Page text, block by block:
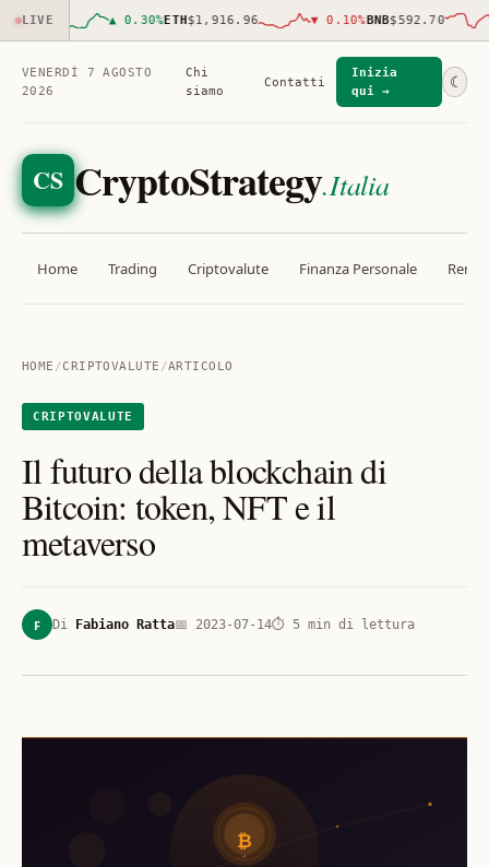
LIVE ▲ 0.30%ETH$1,916.96 ▼ 0.10%BNB$592.70
VENERDÌ 7 AGOSTO
2026
Chi
siamo
Contatti
Inizia
qui →
☾
CS CryptoStrategy.Italia
Home Trading Criptovalute Finanza Personale
HOME /CRIPTOVALUTE /ARTICOLO
CRIPTOVALUTE
Il futuro della blockchain di
Bitcoin: token, NFT e il
metaverso
F Di Fabiano Ratta📅 2023-07-14⏱ 5 min di lettura